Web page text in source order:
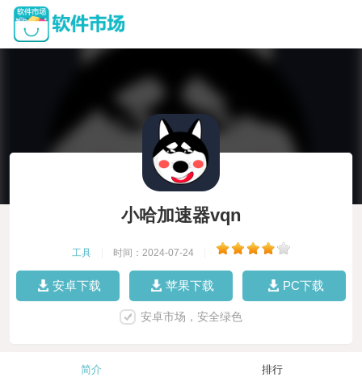
小哈加速器vqn
工具 时间：2024-07-24
安卓下载 苹果下载 PC下载
安卓市场，安全绿色
简介 排行